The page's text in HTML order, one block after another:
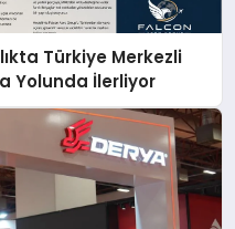
Türkiye Merkezli
Yolunda İlerliyor